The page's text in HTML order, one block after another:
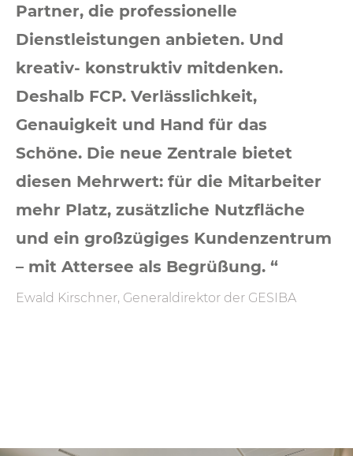
Partner, die professionelle
Dienstleistungen anbieten. Und
kreativ- konstruktiv mitdenken.
Deshalb FCP. Verlässlichkeit,
Genauigkeit und Hand für das
Schöne. Die neue Zentrale bietet
diesen Mehrwert: für die Mitarbeiter
mehr Platz, zusätzliche Nutzfläche
und ein großzügiges Kundenzentrum
– mit Attersee als Begrüßung. “
Ewald Kirschner, Generaldirektor der GESIBA